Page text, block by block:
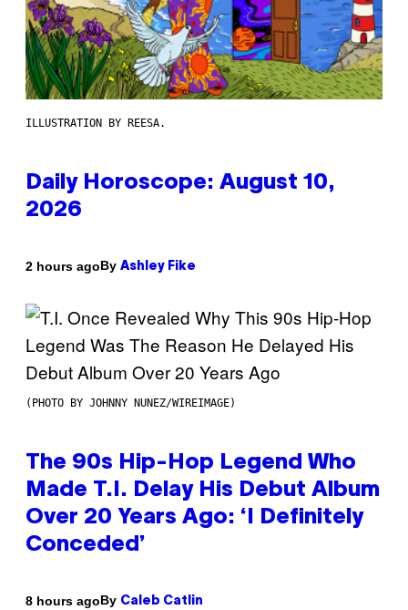
ILLUSTRATION BY REESA.
Daily Horoscope: August 10,
2026
2 hours agoBy Ashley Fike
(PHOTO BY JOHNNY NUNEZ/WIREIMAGE)
The 90s Hip-Hop Legend Who
Made T.I. Delay His Debut Album
Over 20 Years Ago: ‘I Definitely
Conceded’
8 hours agoBy Caleb Catlin